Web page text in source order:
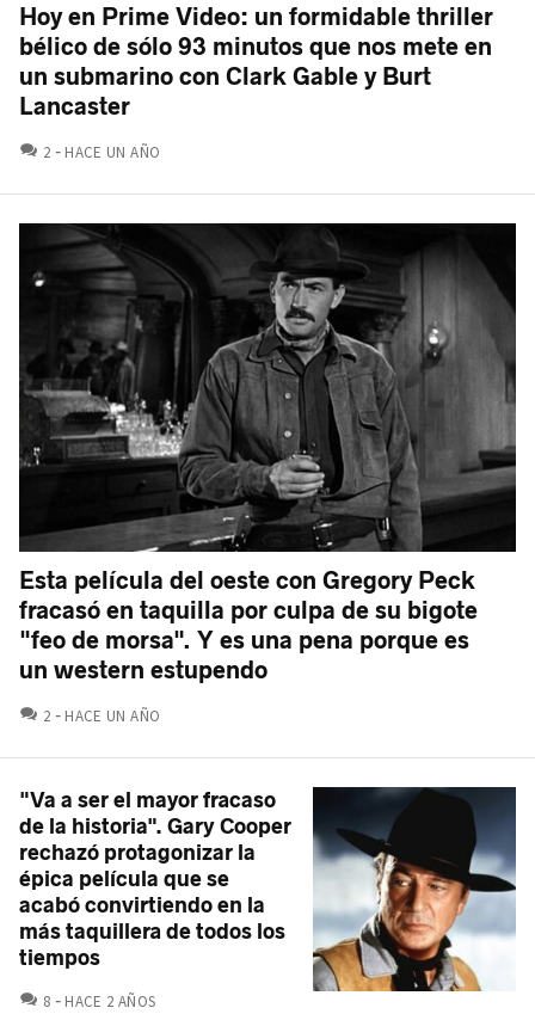
Hoy en Prime Video: un formidable thriller
bélico de sólo 93 minutos que nos mete en
un submarino con Clark Gable y Burt
Lancaster
2 COMENTARIOS
HACE UN AÑO
Esta película del oeste con Gregory Peck
fracasó en taquilla por culpa de su bigote
"feo de morsa". Y es una pena porque es
un western estupendo
2 COMENTARIOS
HACE UN AÑO
"Va a ser el mayor fracaso
de la historia". Gary Cooper
rechazó protagonizar la
épica película que se
acabó convirtiendo en la
más taquillera de todos los
tiempos
8 COMENTARIOS
HACE 2 AÑOS